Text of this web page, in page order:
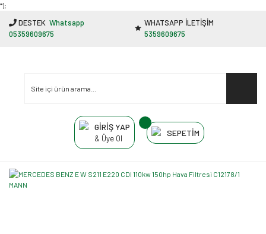
"');
DESTEK Whatsapp
05359609675
WHATSAPP İLETİŞİM
5359609675
GİRİŞ YAP
& Üye Ol
SEPETİM